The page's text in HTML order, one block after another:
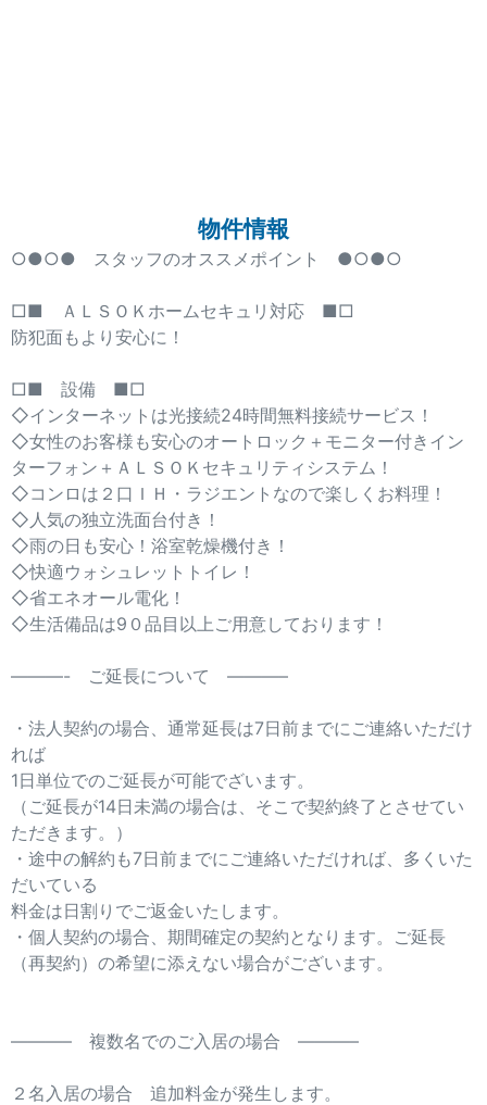
物件情報
○●○● スタッフのオススメポイント ●○●○
□■ ＡＬＳＯＫホームセキュリ対応 ■□
防犯面もより安心に！
□■ 設備 ■□
◇インターネットは光接続24時間無料接続サービス！
◇女性のお客様も安心のオートロック＋モニター付きイン
ターフォン＋ＡＬＳＯＫセキュリティシステム！
◇コンロは２口ＩＨ・ラジエントなので楽しくお料理！
◇人気の独立洗面台付き！
◇雨の日も安心！浴室乾燥機付き！
◇快適ウォシュレットトイレ！
◇省エネオール電化！
◇生活備品は9０品目以上ご用意しております！
———- ご延長について ———–
・法人契約の場合、通常延長は7日前までにご連絡いただけ
れば
1日単位でのご延長が可能でざいます。
（ご延長が14日未満の場合は、そこで契約終了とさせてい
ただきます。）
・途中の解約も7日前までにご連絡いただければ、多くいた
だいている
料金は日割りでご返金いたします。
・個人契約の場合、期間確定の契約となります。ご延長
（再契約）の希望に添えない場合がございます。
———– 複数名でのご入居の場合 ———–
２名入居の場合 追加料金が発生します。